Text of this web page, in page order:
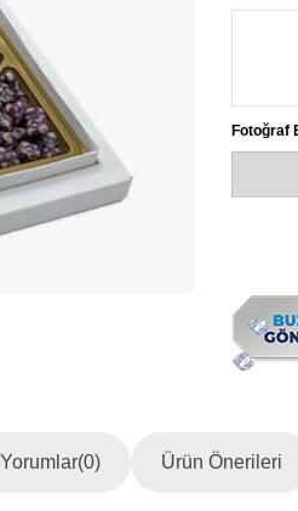
Fotoğraf
Yorumlar(0) Ürün Önerileri